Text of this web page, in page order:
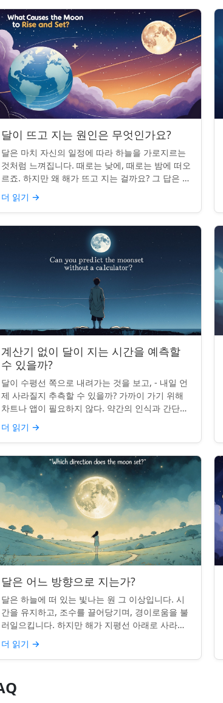
달이 뜨고 지는 원인은 무엇인가요?
달은 마치 자신의 일정에 따라 하늘을 가로지르는
것처럼 느껴집니다. 때로는 낮에, 때로는 밤에 떠오
르죠. 하지만 왜 해가 뜨고 지는 걸까요? 그 답은 단
순히 달에 관한 것이 아니라 우리에 관한 것입니다.
핵심 통찰:...
더 읽기 →
계산기 없이 달이 지는 시간을 예측할
수 있을까?
달이 수평선 쪽으로 내려가는 것을 보고, - 내일 언
제 사라질지 추측할 수 있을까? 가까이 가기 위해
차트나 앱이 필요하지 않다. 약간의 인식과 간단한
요령만 있으면 된다. 주요 통찰력: 오늘의 달 뜨는
시간을 알고...
더 읽기 →
달은 어느 방향으로 지는가?
달은 하늘에 떠 있는 빛나는 원 그 이상입니다. 시
간을 유지하고, 조수를 끌어당기며, 경이로움을 불
러일으킵니다. 하지만 해가 지평선 아래로 사라질
때, 당신은 한 번쯤 멈춰서 물어본 적이 있나요: 그
곳은 어디일까? ...
더 읽기 →